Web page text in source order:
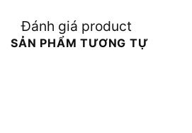
Đánh giá product
SẢN PHẨM TƯƠNG TỰ